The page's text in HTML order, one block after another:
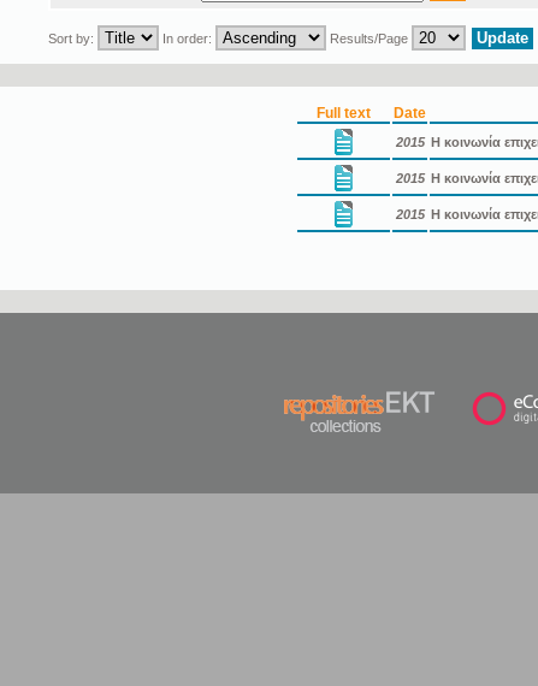
Sort by: In order: Results/Page
Full text Date
2015 Η κοινωνία
2015 Η κοινωνία
2015 Η κοινωνία